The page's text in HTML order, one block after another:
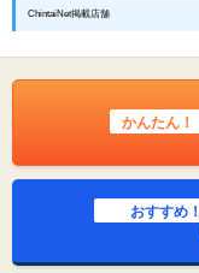
ChintaiNet掲載店舗
かんたん！
おすすめ